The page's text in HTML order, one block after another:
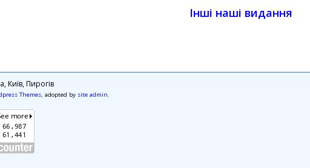
Інші наші видання
Київ, Пирогів
Themes, adopted by site admin.